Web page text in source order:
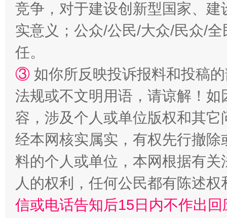
国家大学科技园优化重塑工作
扯下公款旅游的“隐身衣” 如何以
竞争，对于建设创新型国家、
实意义；公众/公民/大众/民众/
任。
③ 如你所反映投诉报料和投稿
法规或不文明用语，请谅解！
容，涉及个人或单位版权和其它
经本网核实属实，有权先行撤
料的个人或单位，本网根据有
人的权利，任何公民都有陈述
信或电话告知后15日内不作出